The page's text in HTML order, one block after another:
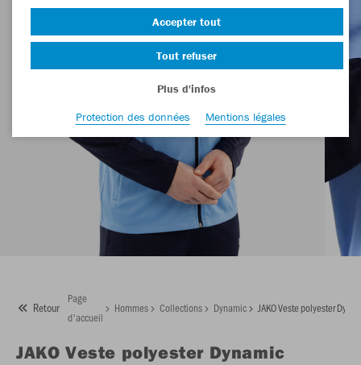
Retour
Page
d'accueil
Hommes Collections Dynamic JAKO Veste polyester
JAKO Veste polyester Dynamic
Accepter tout
Tout refuser
Plus d'infos
Protection des données
Mentions légales